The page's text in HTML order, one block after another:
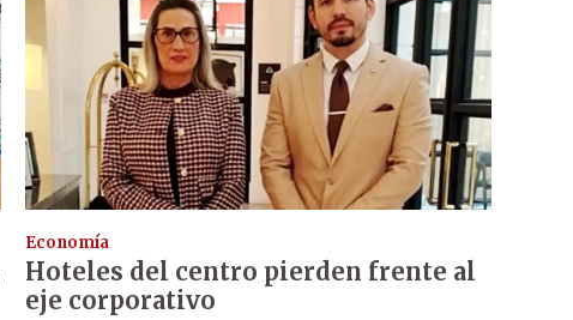
Economía
Hoteles del centro pierden frente al
eje corporativo